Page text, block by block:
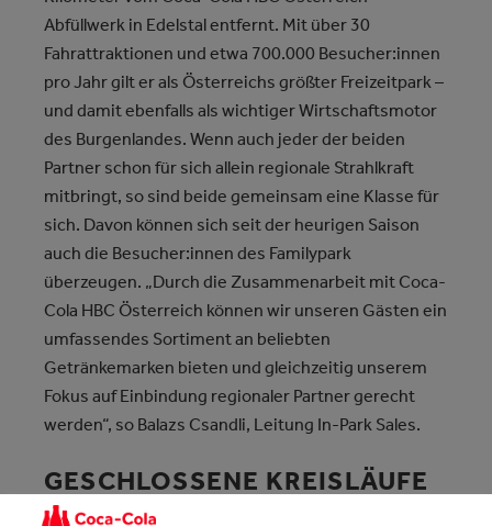
Abfüllwerk in Edelstal entfernt. Mit über 30
Fahrattraktionen und etwa 700.000 Besucher:innen
pro Jahr gilt er als Österreichs größter Freizeitpark –
und damit ebenfalls als wichtiger Wirtschaftsmotor
des Burgenlandes. Wenn auch jeder der beiden
Partner schon für sich allein regionale Strahlkraft
mitbringt, so sind beide gemeinsam eine Klasse für
sich. Davon können sich seit der heurigen Saison
auch die Besucher:innen des Familypark
überzeugen. „Durch die Zusammenarbeit mit Coca-
Cola HBC Österreich können wir unseren Gästen ein
umfassendes Sortiment an beliebten
Getränkemarken bieten und gleichzeitig unserem
Fokus auf Einbindung regionaler Partner gerecht
werden“, so Balazs Csandli, Leitung In-Park Sales.
GESCHLOSSENE KREISLÄUFE
FÜR DAS RECYCLING